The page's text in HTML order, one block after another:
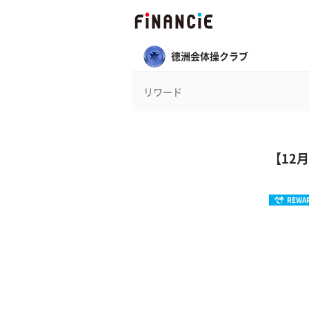
徳洲会体操クラブ
リワード
【12